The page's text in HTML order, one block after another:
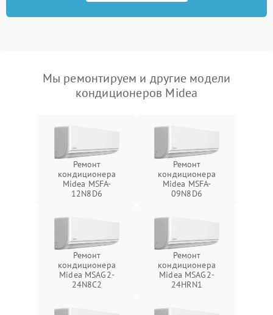
Мы ремонтируем и другие модели
кондиционеров Midea
Ремонт
кондиционера
Midea MSFA-
12N8D6
Ремонт
кондиционера
Midea MSFA-
09N8D6
Ремонт
кондиционера
Midea MSAG2-
24N8C2
Ремонт
кондиционера
Midea MSAG2-
24HRN1